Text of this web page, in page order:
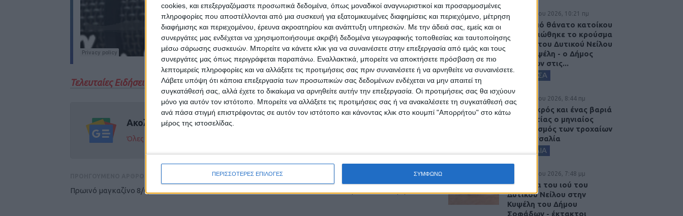
cookies, και επεξεργαζόμαστε προσωπικά δεδομένα, όπως μοναδικοί αναγνωριστικοί και προσαρμοσμένες
πληροφορίες που αποστέλλονται από μια συσκευή για εξατομικευμένες διαφημίσεις και περιεχόμενο, μέτρηση
διαφήμισης και περιεχομένου, έρευνα ακροατηρίου και ανάπτυξη υπηρεσιών. Με την άδειά σας, εμείς και οι
συνεργάτες μας ενδέχεται να χρησιμοποιήσουμε ακριβή δεδομένα γεωγραφικής τοποθεσίας και ταυτοποίησης
μέσω σάρωσης συσκευών. Μπορείτε να κάνετε κλικ για να συναινέσετε στην επεξεργασία από εμάς και τους
συνεργάτες μας όπως περιγράφεται παραπάνω. Εναλλακτικά, μπορείτε να αποκτήσετε πρόσβαση σε πιο
λεπτομερείς πληροφορίες και να αλλάξετε τις προτιμήσεις σας πριν συναινέσετε ή να αρνηθείτε να συναινέσετε.
Λάβετε υπόψη ότι κάποια επεξεργασία των προσωπικών σας δεδομένων ενδέχεται να μην απαιτεί τη
συγκατάθεσή σας, αλλά έχετε το δικαίωμα να αρνηθείτε αυτήν την επεξεργασία. Οι προτιμήσεις σας θα ισχύουν
μόνο για αυτόν τον ιστότοπο. Μπορείτε να αλλάξετε τις προτιμήσεις σας ή να ανακαλέσετε τη συγκατάθεσή σας
ανά πάσα στιγμή επιστρέφοντας σε αυτόν τον ιστότοπο και κάνοντας κλικ στο κουμπί "Απορρήτου" στο κάτω
μέρος της ιστοσελίδας.
ΠΕΡΙΣΣΟΤΕΡΕΣ ΕΠΙΛΟΓΕΣ ΣΥΜΦΩΝΩ
Τελευταίες Ειδήσεις Σήμερα
Ακολούθησε την εφημερίδα ΝΕΟΣ ΑΓΩΝ στο Google News!
Όλες οι εξελίξεις στην περιοχή της Καρδίτσας και ευρύτερα της Θεσσαλίας
Πρωινό μαγκαζίνο 8/6/2026
ΕΠΟΜΕΝΟ ΑΡΘΡΟ
7 Αυγούστου 2026, 10:21 πμ
Μετά από θάνατο κατοίκου
επιβεβαιώθηκε το κρούσμα
του ιού του Δυτικού Νείλου
στην Κυψέλη - ο Δήμος
Σοφάδων στις...
ΚΑΡΔΙΤΣΑ
7 Αυγούστου 2026, 8:44 πμ
Ένας νεκρός και ένας βαριά
τραυματίας ο μηνιαίος
απολογισμός των τροχαίων
στη Θεσσαλία
ΘΕΣΣΑΛΙΑ
6 Αυγούστου 2026, 7:48 μμ
Κρούσμα του ιού του
Δυτικού Νείλου στην
Κυψέλη του Δήμου
Σοφάδων - έκτακτοι